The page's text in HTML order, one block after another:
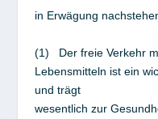
in Erwägung
(1) Der freie Verkehr
Lebensmitteln ist ein
und trägt
wesentlich zur